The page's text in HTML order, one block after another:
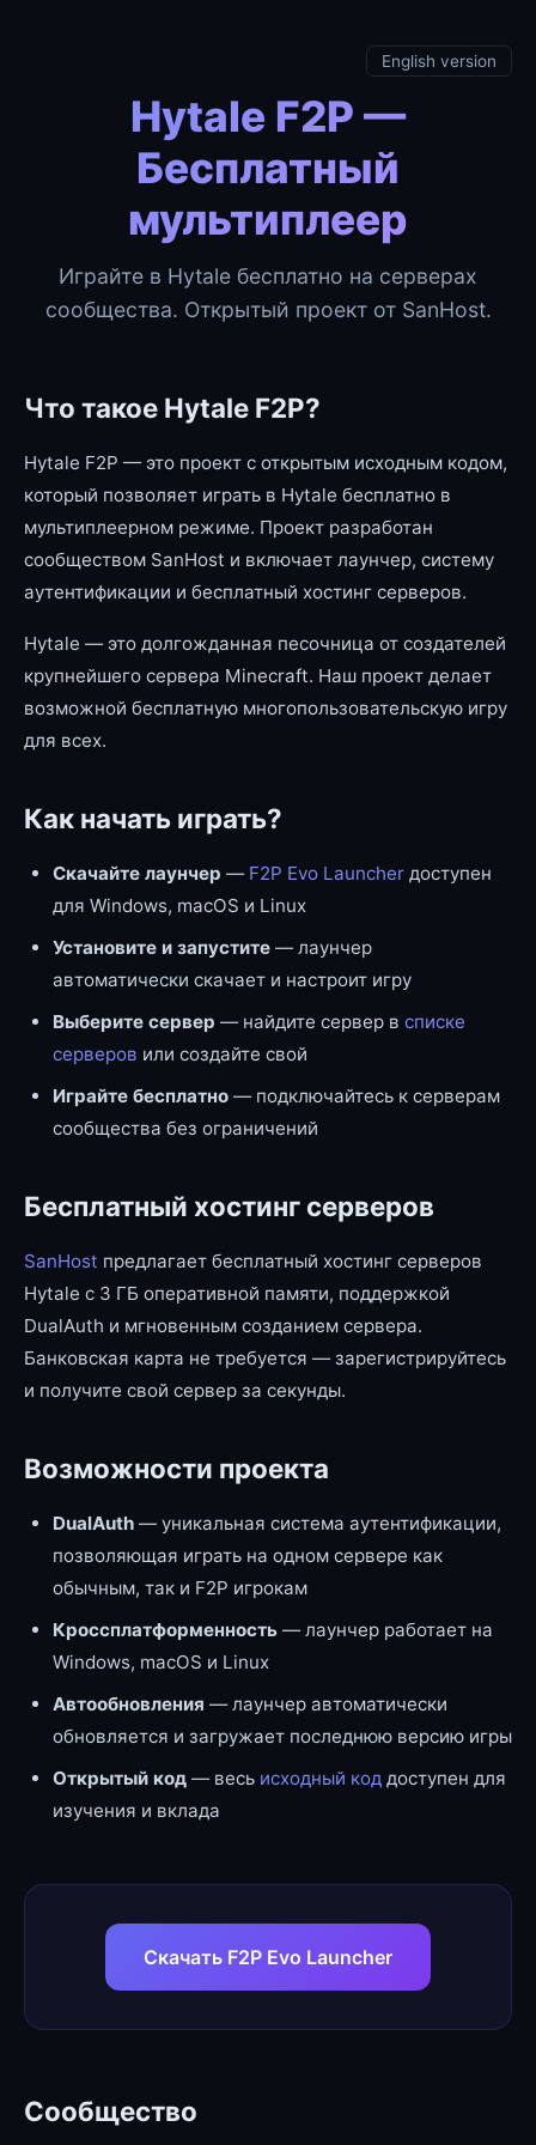
English version
Hytale F2P —
Бесплатный
мультиплеер
Играйте в Hytale бесплатно на серверах
сообщества. Открытый проект от SanHost.
Что такое Hytale F2P?
Hytale F2P — это проект с открытым исходным кодом,
который позволяет играть в Hytale бесплатно в
мультиплеерном режиме. Проект разработан
сообществом SanHost и включает лаунчер, систему
аутентификации и бесплатный хостинг серверов.
Hytale — это долгожданная песочница от создателей
крупнейшего сервера Minecraft. Наш проект делает
возможной бесплатную многопользовательскую игру
для всех.
Как начать играть?
Скачайте лаунчер — F2P Evo Launcher доступен
для Windows, macOS и Linux
Установите и запустите — лаунчер
автоматически скачает и настроит игру
Выберите сервер — найдите сервер в списке
серверов или создайте свой
Играйте бесплатно — подключайтесь к серверам
сообщества без ограничений
Бесплатный хостинг серверов
SanHost предлагает бесплатный хостинг серверов
Hytale с 3 ГБ оперативной памяти, поддержкой
DualAuth и мгновенным созданием сервера.
Банковская карта не требуется — зарегистрируйтесь
и получите свой сервер за секунды.
Возможности проекта
DualAuth — уникальная система аутентификации,
позволяющая играть на одном сервере как
обычным, так и F2P игрокам
Кроссплатформенность — лаунчер работает на
Windows, macOS и Linux
Автообновления — лаунчер автоматически
обновляется и загружает последнюю версию игры
Открытый код — весь исходный код доступен для
изучения и вклада
Скачать F2P Evo Launcher
Сообщество